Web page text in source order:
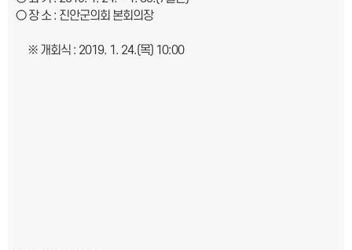
○장소: 진안군의회 본회의장
※ 개회식 : 2019. 1. 24.(목) 10:00